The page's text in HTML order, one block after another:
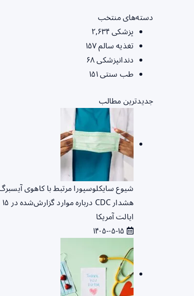
دسته‌های منتخب
پزشکی۲,۶۳۴
تغذیه سالم۱۵۷
دندانپزشکی۶۸
طب سنتی۱۵۱
جدیدترین مطالب
شیوع سایکلوسپورا مرتبط با کاهوی
هشدار CDC درباره موارد گزارش‌شده در ۱۵
ایالت آمریکا